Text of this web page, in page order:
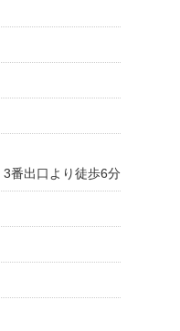
番出口より徒歩6分